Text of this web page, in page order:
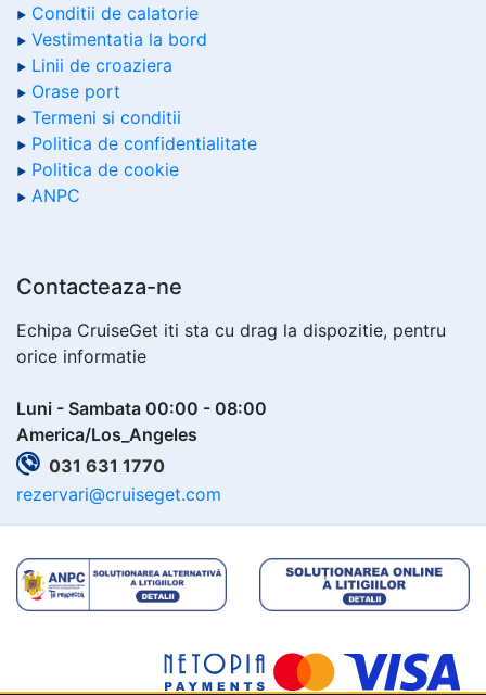
Conditii de calatorie
Vestimentatia la bord
Linii de croaziera
Orase port
Termeni si conditii
Politica de confidentialitate
Politica de cookie
ANPC
Contacteaza-ne
Echipa CruiseGet iti sta cu drag la dispozitie, pentru
orice informatie
Luni - Sambata 00:00 - 08:00
America/Los_Angeles
031 631 1770
rezervari@cruiseget.com